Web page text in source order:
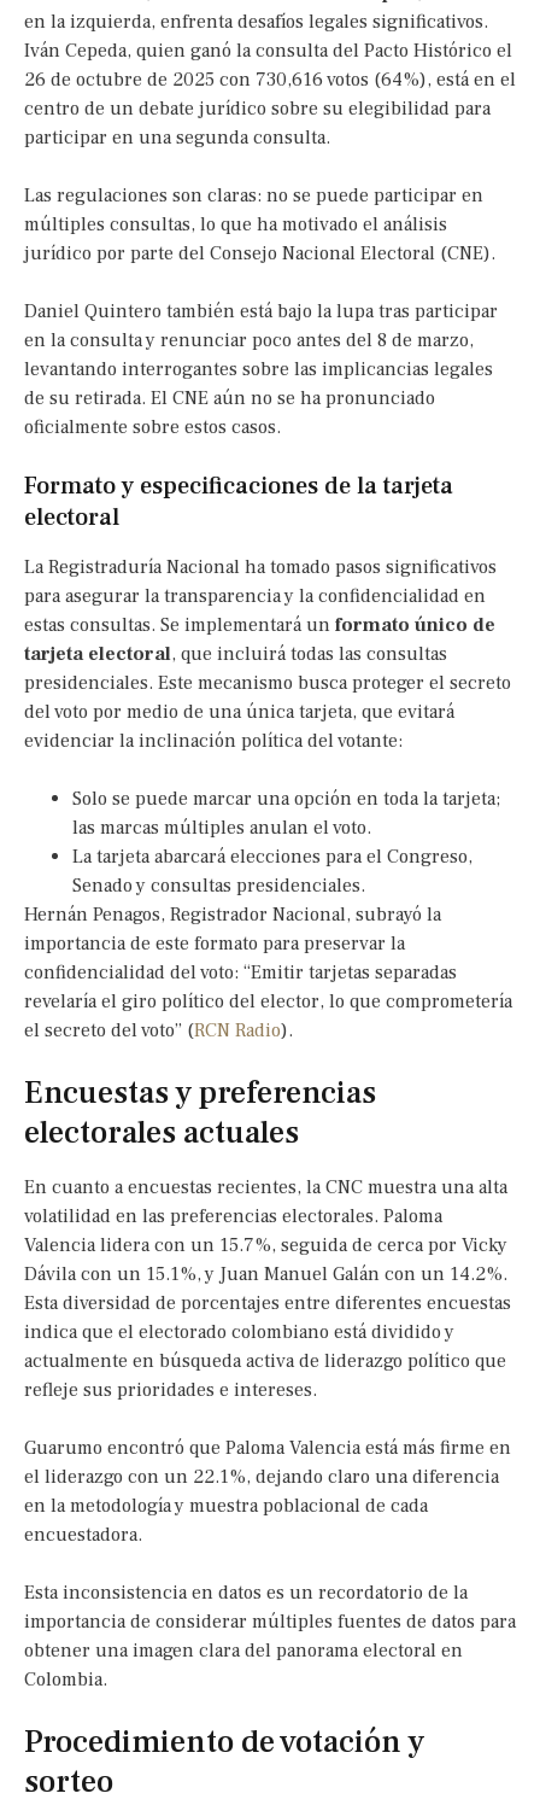
en la izquierda, enfrenta desafíos legales significativos.
Iván Cepeda, quien ganó la consulta del Pacto Histórico el
26 de octubre de 2025 con 730,616 votos (64%), está en el
centro de un debate jurídico sobre su elegibilidad para
participar en una segunda consulta.
Las regulaciones son claras: no se puede participar en
múltiples consultas, lo que ha motivado el análisis
jurídico por parte del Consejo Nacional Electoral (CNE).
Daniel Quintero también está bajo la lupa tras participar
en la consulta y renunciar poco antes del 8 de marzo,
levantando interrogantes sobre las implicancias legales
de su retirada. El CNE aún no se ha pronunciado
oficialmente sobre estos casos.
Formato y especificaciones de la tarjeta
electoral
La Registraduría Nacional ha tomado pasos significativos
para asegurar la transparencia y la confidencialidad en
estas consultas. Se implementará un formato único de
tarjeta electoral, que incluirá todas las consultas
presidenciales. Este mecanismo busca proteger el secreto
del voto por medio de una única tarjeta, que evitará
evidenciar la inclinación política del votante:
Solo se puede marcar una opción en toda la tarjeta;
las marcas múltiples anulan el voto.
La tarjeta abarcará elecciones para el Congreso,
Senado y consultas presidenciales.
Hernán Penagos, Registrador Nacional, subrayó la
importancia de este formato para preservar la
confidencialidad del voto: “Emitir tarjetas separadas
revelaría el giro político del elector, lo que comprometería
el secreto del voto” (RCN Radio).
Encuestas y preferencias
electorales actuales
En cuanto a encuestas recientes, la CNC muestra una alta
volatilidad en las preferencias electorales. Paloma
Valencia lidera con un 15.7%, seguida de cerca por Vicky
Dávila con un 15.1%, y Juan Manuel Galán con un 14.2%.
Esta diversidad de porcentajes entre diferentes encuestas
indica que el electorado colombiano está dividido y
actualmente en búsqueda activa de liderazgo político que
refleje sus prioridades e intereses.
Guarumo encontró que Paloma Valencia está más firme en
el liderazgo con un 22.1%, dejando claro una diferencia
en la metodología y muestra poblacional de cada
encuestadora.
Esta inconsistencia en datos es un recordatorio de la
importancia de considerar múltiples fuentes de datos para
obtener una imagen clara del panorama electoral en
Colombia.
Procedimiento de votación y
sorteo